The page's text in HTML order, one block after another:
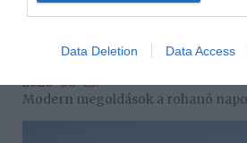
Data Deletion Data Access
2026-08-03.
Modern megoldások a rohanó